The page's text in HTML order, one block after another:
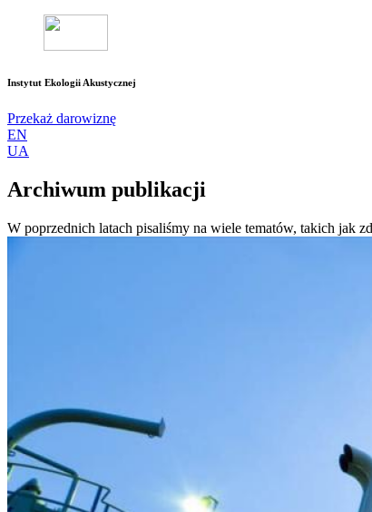
Instytut Ekologii Akustycznej
Przekaż darowiznę
EN
UA
Archiwum publikacji
W poprzednich latach pisaliśmy na wiele tematów, takich jak